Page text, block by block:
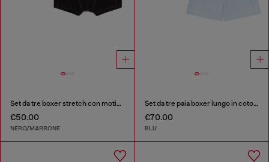
Set da tre boxer stretch con motivo grafico
€50.00
NERO/MARRONE
Set da tre paia boxer lungo in cotone, tinta unita e stampa all-over DSL
€70.00
BLU